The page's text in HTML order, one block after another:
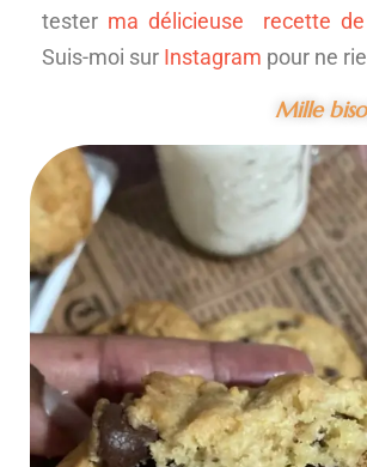
tester ma délicieuse recette
Suis-moi sur Instagram pour ne
Mille